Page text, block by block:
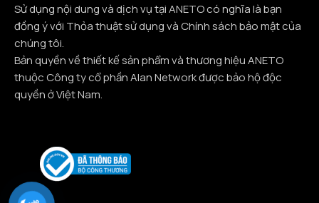
Sử dụng nội dung và dịch vụ tại ANETO có nghĩa là bạn
đồng ý với Thỏa thuật sử dụng và Chính sách bảo mật của
chúng tôi.
Bản quyền về thiết kế sản phẩm và thương hiệu ANETO
thuộc Công ty cổ phần Alan Network được bảo hộ độc
quyền ở Việt Nam.